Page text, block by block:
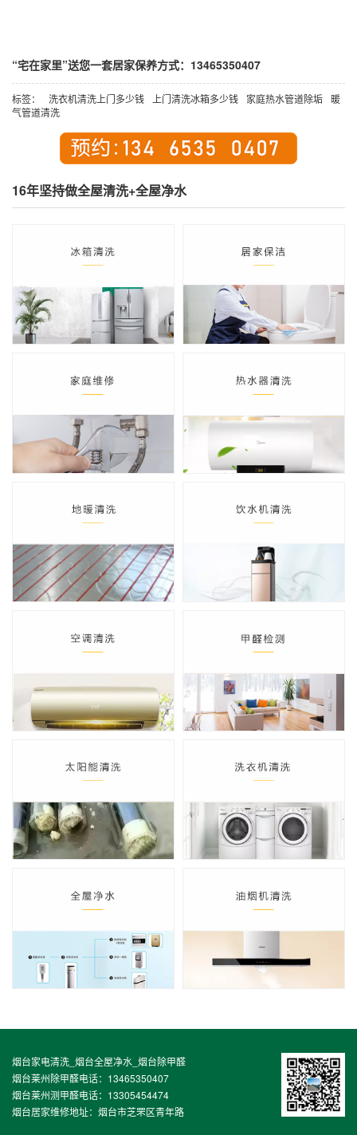
“宅在家里”送您一套居家保养方式：13465350407
标签： 洗衣机清洗上门多少钱 上门清洗冰箱多少钱 家庭热水管道除垢
暖
气管道清洗
16年坚持做全屋清洗+全屋净水
烟台家电清洗_烟台全屋净水_烟台除甲醛
烟台莱州除甲醛电话：13465350407
烟台莱州测甲醛电话：13305454474
烟台居家维修地址：烟台市芝罘区青年路